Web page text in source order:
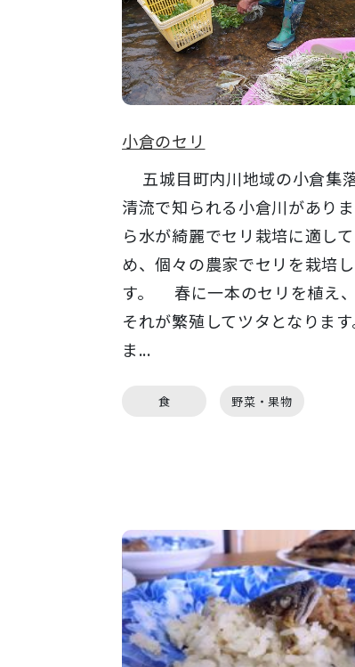
小倉のセリ
五城目町内川地域の小倉集落
清流で知られる小倉川があり
ら水が綺麗でセリ栽培に適し
め、個々の農家でセリを栽培
す。 春に一本のセリを植え
それが繁殖してツタとなりま
ま...
食 野菜・果物